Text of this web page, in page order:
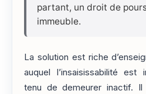
partant, un droit de
immeuble.
La solution est riche
auquel l’insaisissabilité est
tenu de demeurer inactif.